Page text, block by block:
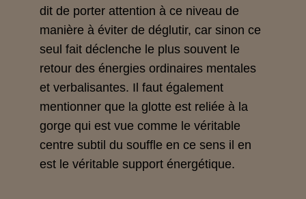
dit de porter attention à ce niveau de
manière à éviter de déglutir, car sinon ce
seul fait déclenche le plus souvent le
retour des énergies ordinaires mentales
et verbalisantes. Il faut également
mentionner que la glotte est reliée à la
gorge qui est vue comme le véritable
centre subtil du souffle en ce sens il en
est le véritable support énergétique.